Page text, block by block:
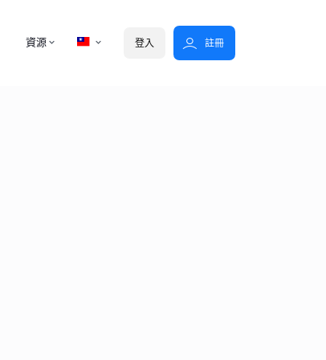
資源 登入 註冊